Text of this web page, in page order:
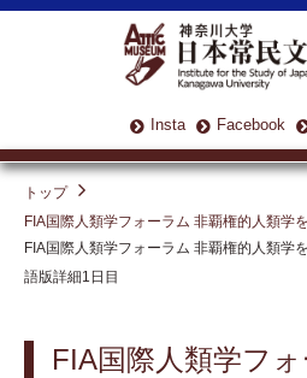
Insta Facebook
トップ
FIA国際人類学フォーラム 非覇権的人類
FIA国際人類学フォーラム 非覇権的人類
語版詳細1日目
FIA国際人類学フ